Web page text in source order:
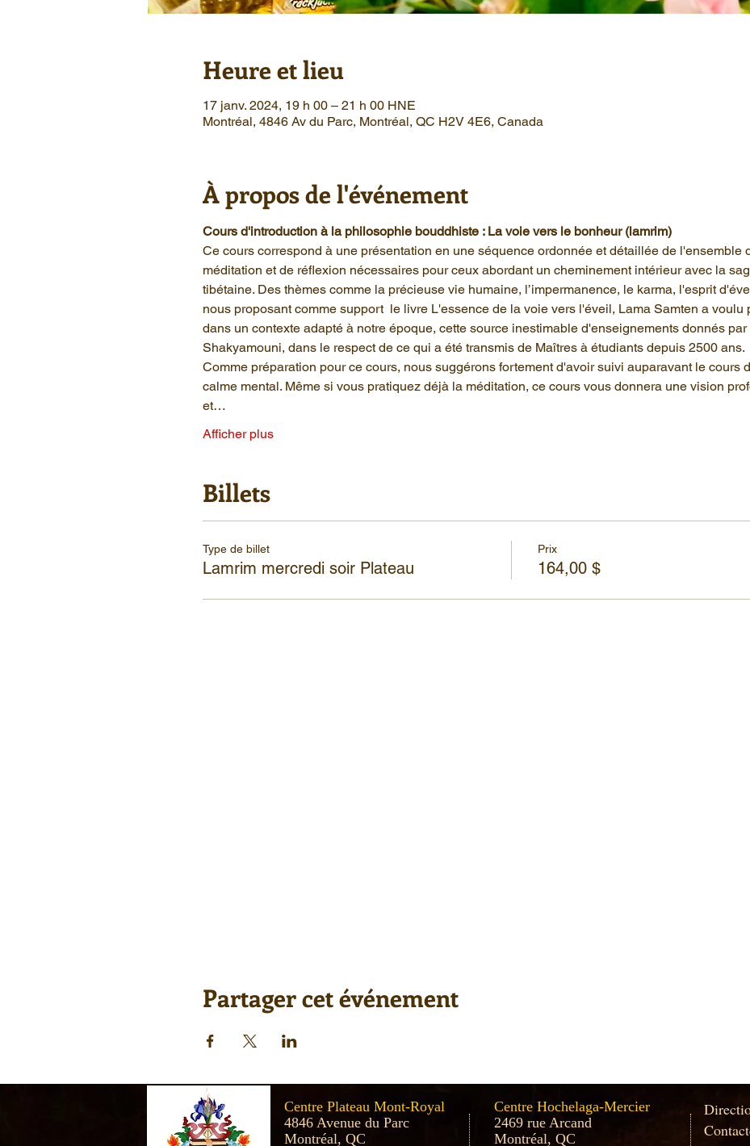
Heure et lieu
17 janv. 2024, 19 h 00 – 21 h 00 HNE
Montréal, 4846 Av du Parc, Montréal, QC H2V 4E6, Canada
À propos de l'événement
Cours d'introduction à la philosophie bouddhiste : La voie vers le bonheur (lamrim)
Ce cours correspond à une présentation en une séquence ordonnée et détaillée de l'ensemble
méditation et de réflexion nécessaires pour ceux abordant un cheminement intérieur avec la
tibétaine. Des thèmes comme la précieuse vie humaine, l’impermanence, le karma, l'esprit
nous proposant comme support  le livre L'essence de la voie vers l'éveil, Lama Samten a voulu
dans un contexte adapté à notre époque, cette source inestimable d'enseignements donnés
Shakyamouni, dans le respect de ce qui a été transmis de Maîtres à étudiants depuis 2500 ans.
Comme préparation pour ce cours, nous suggérons fortement d'avoir suivi auparavant le cours
calme mental. Même si vous pratiquez déjà la méditation, ce cours vous donnera une vision
et…
Afficher plus
Billets
Type de billet
Lamrim mercredi soir Plateau
Prix
164,00 $
Partager cet événement
Centre Plateau Mont-Royal
4846 Avenue du Parc
Montréal, QC
Centre Hochelaga-Mercier
2469 rue Arcand
Montréal, QC